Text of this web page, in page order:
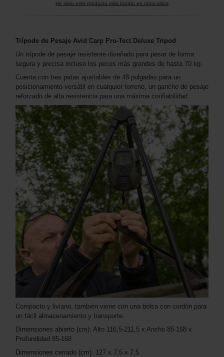
He visto este producto más barato en otros sitios
Trípode de Pesaje Avid Carp Pro-Tect Deluxe Tripod
Un trípode de pesaje resistente diseñado para pesar de forma
segura y precisa incluso los peces más grandes de hasta 70 kg.
Cuenta con tres patas ajustables de 48 pulgadas para un
posicionamiento versátil en cualquier terreno, un gancho de pesaje
reforzado de alta resistencia para una máxima confiabilidad.
Compacto y liviano, también viene con una bolsa con cordón para
un fácil almacenamiento y transporte.
Dimensiones abierto (cm): Alto 116,5-211,5 x Ancho 85-168 x
Profundidad 85-168
Dimensiones cerrado (cm): 127 x 7,5 x 7,5